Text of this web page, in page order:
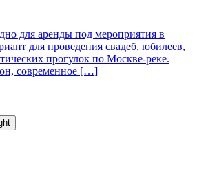
для аренды под мероприятия в
для проведения свадеб, юбилеев,
прогулок по Москве-реке.
современное […]